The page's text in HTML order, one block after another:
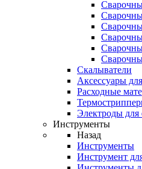
Скалыватели
Аксессуары
Расходные
Электроды для
Инструменты
Назад
Инструменты
Инструмент